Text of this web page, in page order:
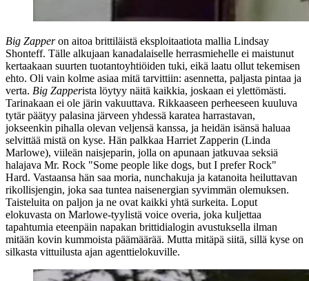
Big Zapperon aitoa brittiläistä eksploitaatiota mallia Lindsay
Shonteff. Tälle alkujaan kanadalaiselle herrasmiehelle ei maistunut
kertaakaan suurten tuotantoyhtiöiden tuki, eikä laatu ollut tekemisen
ehto. Oli vain kolme asiaa mitä tarvittiin: asennetta, paljasta pintaa ja
verta. Big Zapperista löytyy näitä kaikkia, joskaan ei ylettömästi.
Tarinakaan ei ole järin vakuuttava. Rikkaaseen perheeseen kuuluva
tytär päätyy palasina järveen yhdessä karatea harrastavan,
jokseenkin pihalla olevan veljensä kanssa, ja heidän isänsä haluaa
selvittää mistä on kyse. Hän palkkaa Harriet Zapperin (Linda
Marlowe), viileän naisjeparin, jolla on apunaan jatkuvaa seksiä
halajava Mr. Rock "Some people like dogs, but I prefer Rock"
Hard. Vastaansa hän saa moria, nunchakuja ja katanoita heiluttavan
rikollisjengin, joka saa tuntea naisenergian syvimmän olemuksen.
Taisteluita on paljon ja ne ovat kaikki yhtä surkeita. Loput
elokuvasta on Marlowe-tyylistä voice overia, joka kuljettaa
tapahtumia eteenpäin napakan brittidialogin avustuksella ilman
mitään kovin kummoista päämäärää. Mutta mitäpä siitä, sillä kyse on
silkasta vittuilusta ajan agenttielokuville.